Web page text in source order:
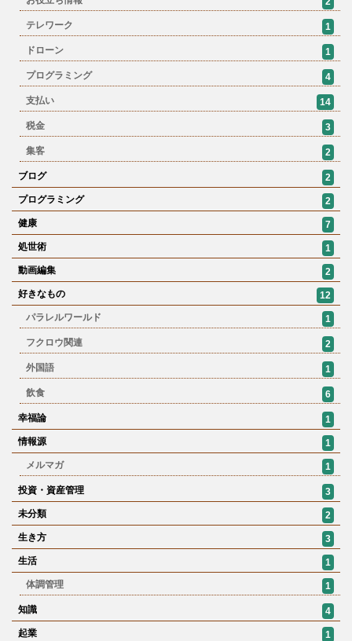
テレワーク 1
ドローン 1
プログラミング 4
支払い 14
税金 3
集客 2
ブログ
2
プログラミング
2
健康
7
処世術
1
動画編集
2
好きなもの
12
パラレルワールド
1
フクロウ関連 2
外国語 1
飲食 6
幸福論
1
情報源
1
メルマガ
1
投資・資産管理
3
未分類
2
生き方
3
生活
1
体調管理
1
知識
4
起業
1